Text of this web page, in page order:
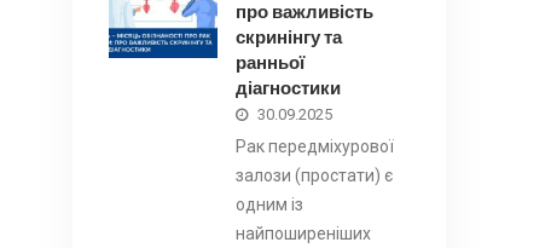
про важливість
скринінгу та
ранньої
діагностики
30.09.2025
Рак передміхурової
залози (простати) є
одним із
найпоширеніших